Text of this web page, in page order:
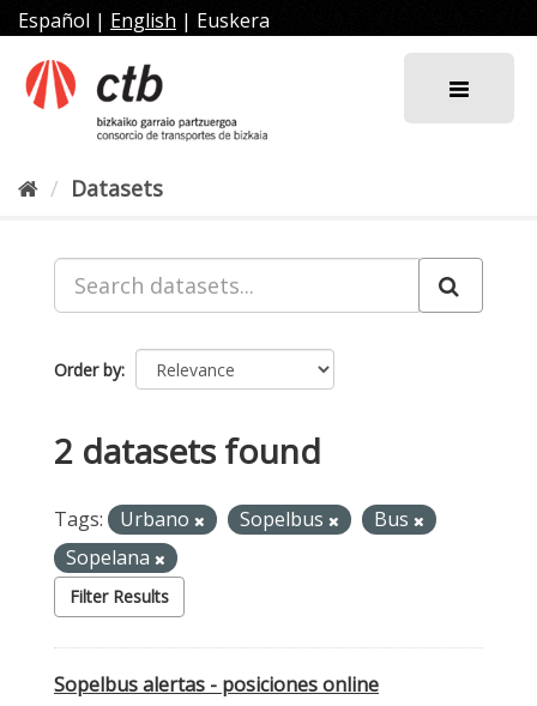
Skip
to
content
Español | English | Euskera
Datasets
Order by
2 datasets found
Tags: Urbano Sopelbus
Bus
Sopelana
Filter Results
Sopelbus alertas - posiciones online